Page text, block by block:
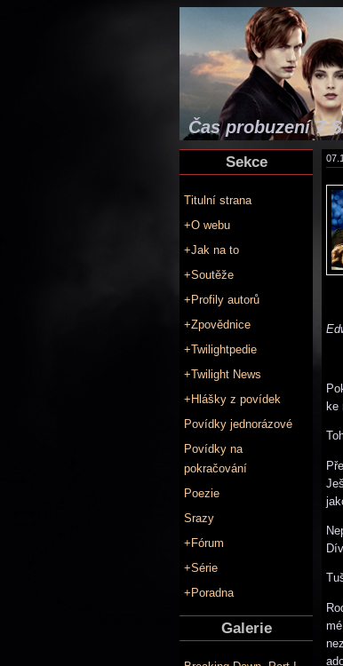
Čas probuzení 7
Sekce
Titulní strana
+O webu
+Jak na to
+Soutěže
+Profily autorů
+Zpovědnice
+Twilightpedie
+Twilight News
+Hlášky z povídek
Povídky jednorázové
Povídky na
pokračování
Poezie
Srazy
+Fórum
+Série
+Poradna
Galerie
ke